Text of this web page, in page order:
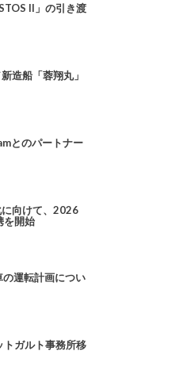
II」の引き渡
造船「蓉翔丸」
とのパートナー
に向けて、2026
を開始
運転計画につい
トガルト事務所移